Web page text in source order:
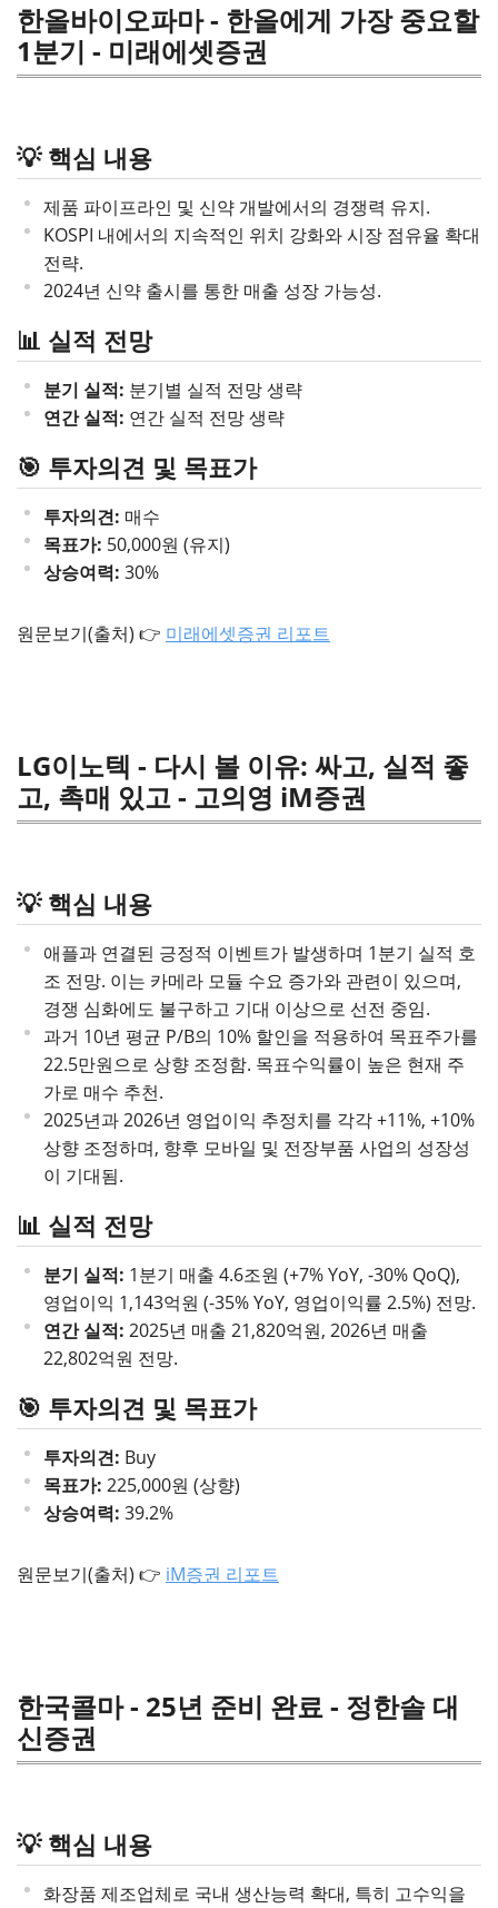
한올바이오파마 - 한올에게 가장 중요할
1분기 - 미래에셋증권
💡 핵심 내용
제품 파이프라인 및 신약 개발에서의 경쟁력 유지.
KOSPI 내에서의 지속적인 위치 강화와 시장 점유율 확대
전략.
2024년 신약 출시를 통한 매출 성장 가능성.
📊 실적 전망
분기 실적: 분기별 실적 전망 생략
연간 실적: 연간 실적 전망 생략
🎯 투자의견 및 목표가
투자의견: 매수
목표가: 50,000원 (유지)
상승여력: 30%
원문보기(출처) 👉 미래에셋증권 리포트
LG이노텍 - 다시 볼 이유: 싸고, 실적 좋
고, 촉매 있고 - 고의영 iM증권
💡 핵심 내용
애플과 연결된 긍정적 이벤트가 발생하며 1분기 실적 호
조 전망. 이는 카메라 모듈 수요 증가와 관련이 있으며,
경쟁 심화에도 불구하고 기대 이상으로 선전 중임.
과거 10년 평균 P/B의 10% 할인을 적용하여 목표주가를
22.5만원으로 상향 조정함. 목표수익률이 높은 현재 주
가로 매수 추천.
2025년과 2026년 영업이익 추정치를 각각 +11%, +10%
상향 조정하며, 향후 모바일 및 전장부품 사업의 성장성
이 기대됨.
📊 실적 전망
분기 실적: 1분기 매출 4.6조원 (+7% YoY, -30% QoQ),
영업이익 1,143억원 (-35% YoY, 영업이익률 2.5%) 전망.
연간 실적: 2025년 매출 21,820억원, 2026년 매출
22,802억원 전망.
🎯 투자의견 및 목표가
투자의견: Buy
목표가: 225,000원 (상향)
상승여력: 39.2%
원문보기(출처) 👉 iM증권 리포트
한국콜마 - 25년 준비 완료 - 정한솔 대
신증권
💡 핵심 내용
화장품 제조업체로 국내 생산능력 확대, 특히 고수익을